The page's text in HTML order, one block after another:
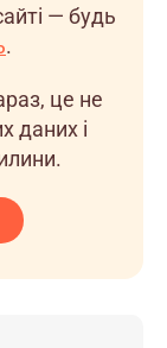
— будь
.
це не
даних і